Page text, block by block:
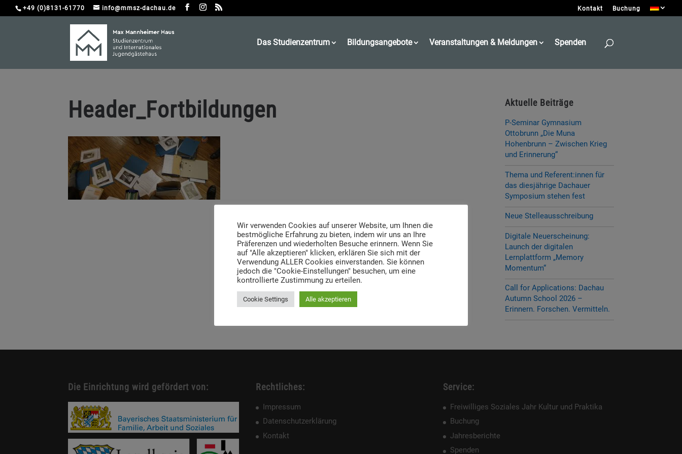
+49 (0)8131-61770 info@mmsz-dachau.de Kontakt Buchung
Das Studienzentrum Bildungsangebote Veranstaltungen & Meldungen Spenden
Header_Fortbildungen Aktuelle Beiträge
P-Seminar Gymnasium
Ottobrunn „Die Muna
Hohenbrunn – Zwischen Krieg
und Erinnerung“
Thema und Referent:innen für
das diesjährige Dachauer
Symposium stehen fest
Neue Stelleausschreibung
Digitale Neuerscheinung:
Launch der digitalen
Lernplattform „Memory
Momentum“
Call for Applications: Dachau
Autumn School 2026 –
Erinnern. Forschen. Vermitteln.
Die Einrichtung wird gefördert von: Rechtliches:
Impressum
Datenschutzerklärung
Kontakt
Service:
Freiwilliges Soziales Jahr Kultur und Praktika
Buchung
Jahresberichte
Spenden
Wir verwenden Cookies auf unserer Website, um Ihnen die
bestmögliche Erfahrung zu bieten, indem wir uns an Ihre
Präferenzen und wiederholten Besuche erinnern. Wenn Sie
auf "Alle akzeptieren" klicken, erklären Sie sich mit der
Verwendung ALLER Cookies einverstanden. Sie können
jedoch die "Cookie-Einstellungen" besuchen, um eine
kontrollierte Zustimmung zu erteilen.
Cookie Settings Alle akzeptieren